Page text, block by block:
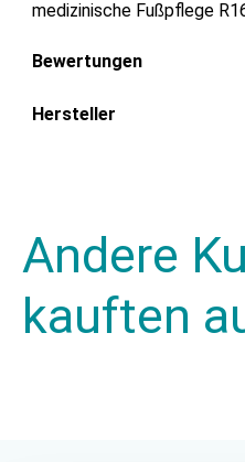
medizinische Fußpflege
Bewertungen
Hersteller
Andere
kauften